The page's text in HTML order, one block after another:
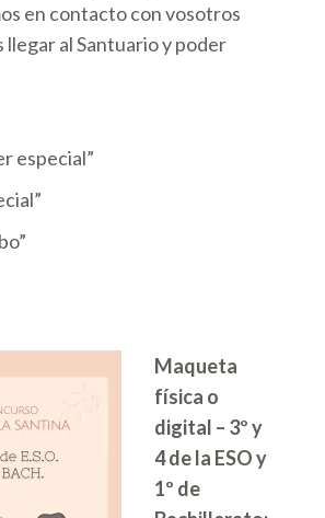
en contacto con vosotros
llegar al Santuario y poder
especial”
Maqueta
física o
digital – 3º y
4 de la ESO y
1º de